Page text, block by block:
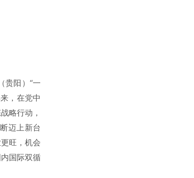
贵阳）“一
，在党中
略行动，
迈上新台
旺，机会
国际双循